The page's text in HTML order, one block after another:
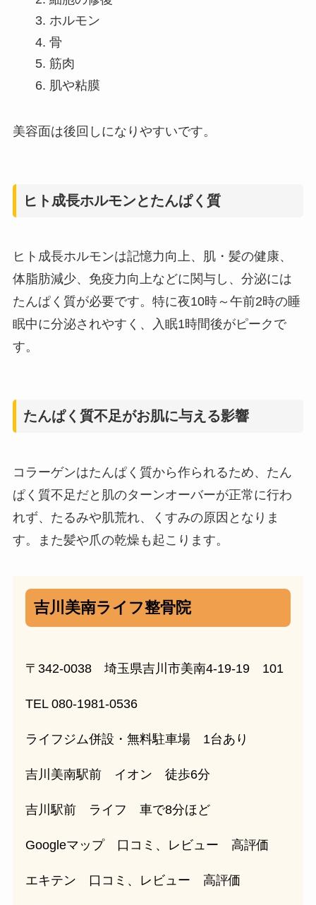
ホルモン
骨
筋肉
肌や粘膜
美容面は後回しになりやすいです。
ヒト成長ホルモンとたんぱく質
ヒト成長ホルモンは記憶力向上、肌・髪の健康、
体脂肪減少、免疫力向上などに関与し、分泌には
たんぱく質が必要です。特に夜10時～午前2時の睡
眠中に分泌されやすく、入眠1時間後がピークで
す。
たんぱく質不足がお肌に与える影響
コラーゲンはたんぱく質から作られるため、たん
ぱく質不足だと肌のターンオーバーが正常に行わ
れず、たるみや肌荒れ、くすみの原因となりま
す。また髪や爪の乾燥も起こります。
吉川美南ライフ整骨院
〒342-0038 埼玉県吉川市美南4-19-19 101
TEL 080-1981-0536
ライフジム併設・無料駐車場 1台あり
吉川美南駅前 イオン 徒歩6分
吉川駅前 ライフ 車で8分ほど
Googleマップ 口コミ、レビュー 高評価
エキテン 口コミ、レビュー 高評価